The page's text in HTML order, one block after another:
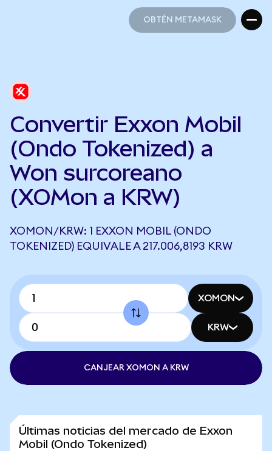
OBTÉN METAMASK
Convertir Exxon Mobil
(Ondo Tokenized) a
Won surcoreano
(XOMon a KRW)
XOMON/KRW: 1 EXXON MOBIL (ONDO
TOKENIZED) EQUIVALE A 217.006,8193 KRW
XOMON
KRW
CANJEAR XOMON A KRW
Últimas noticias del mercado de Exxon
Mobil (Ondo Tokenized)